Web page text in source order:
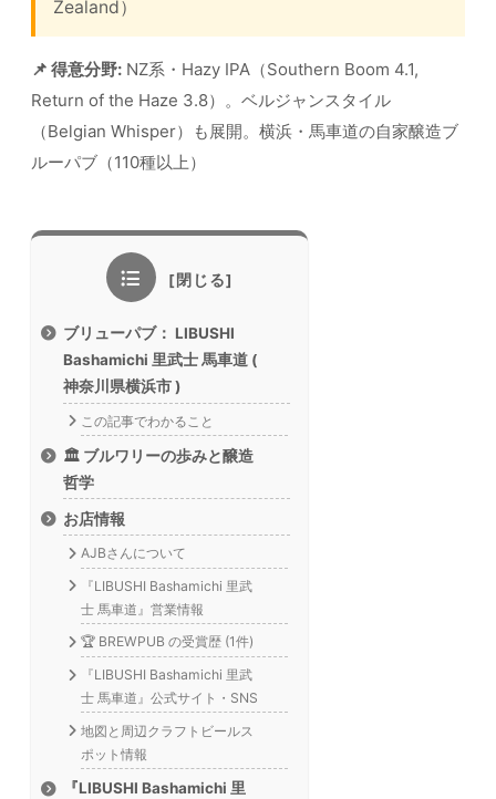
Zealand）
📌 得意分野: NZ系・Hazy IPA（Southern Boom 4.1,
Return of the Haze 3.8）。ベルジャンスタイル
（Belgian Whisper）も展開。横浜・馬車道の自家醸造ブ
ルーパブ（110種以上）
ブリューパブ： LIBUSHI
Bashamichi 里武士 馬車道 (
神奈川県横浜市 )
この記事でわかること
🏛️ ブルワリーの歩みと醸造
哲学
お店情報
AJBさんについて
『LIBUSHI Bashamichi 里武
士 馬車道』営業情報
🏆 BREWPUB の受賞歴 (1件)
『LIBUSHI Bashamichi 里武
士 馬車道』公式サイト・SNS
地図と周辺クラフトビールス
ポット情報
『LIBUSHI Bashamichi 里